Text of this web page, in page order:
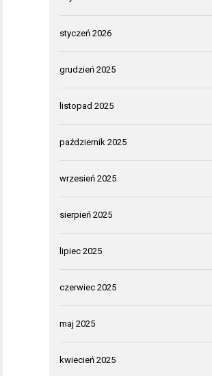
styczeń 2026
grudzień 2025
listopad 2025
październik 2025
wrzesień 2025
sierpień 2025
lipiec 2025
czerwiec 2025
maj 2025
kwiecień 2025